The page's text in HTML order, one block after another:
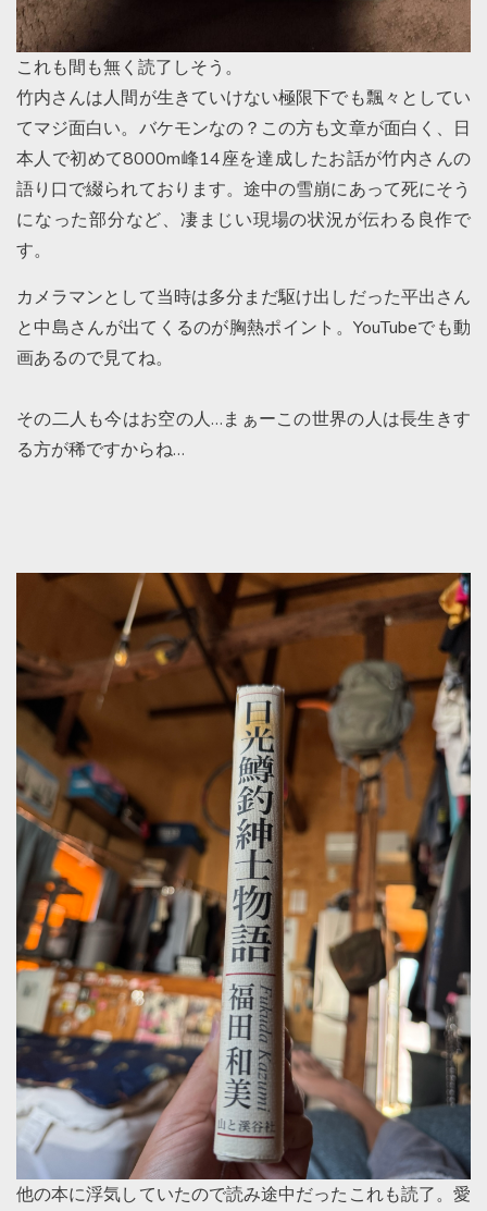
これも間も無く読了しそう。
竹内さんは人間が生きていけない極限下でも飄々としてい
てマジ面白い。バケモンなの？この方も文章が面白く、日
本人で初めて8000m峰14座を達成したお話が竹内さんの
語り口で綴られております。途中の雪崩にあって死にそう
になった部分など、凄まじい現場の状況が伝わる良作で
す。
カメラマンとして当時は多分まだ駆け出しだった平出さん
と中島さんが出てくるのが胸熱ポイント。YouTubeでも動
画あるので見てね。
その二人も今はお空の人…まぁーこの世界の人は長生きす
る方が稀ですからね…
他の本に浮気していたので読み途中だったこれも読了。愛